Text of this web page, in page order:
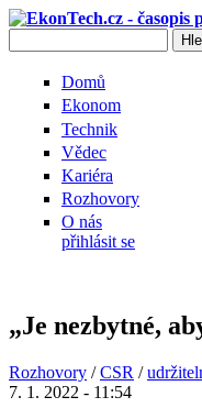
Přejít k hlavnímu obsahu
Domů
Ekonom
Technik
Vědec
Kariéra
Rozhovory
O nás
přihlásit se
„Je nezbytné,
Rozhovory /CSR /
7. 1. 2022 - 11:54